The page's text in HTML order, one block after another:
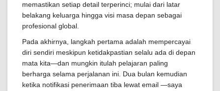
memastikan setiap detail terperinci; mulai dari latar
belakang keluarga hingga visi masa depan sebagai
profesional global.
Pada akhirnya, langkah pertama adalah mempercayai
diri sendiri meskipun ketidakpastian selalu ada di depan
mata kita—dan mungkin itulah pelajaran paling
berharga selama perjalanan ini. Dua bulan kemudian
ketika notifikasi penerimaan tiba lewat email —saya